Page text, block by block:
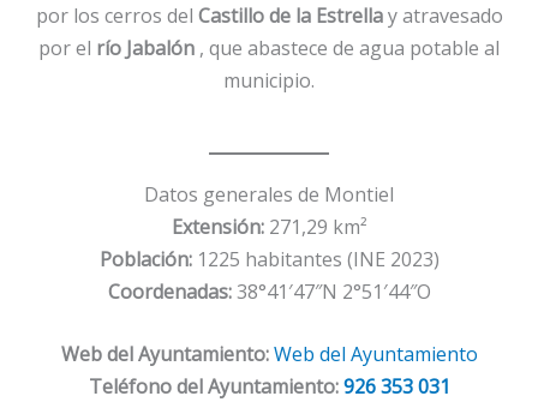
por los cerros del Castillo de la Estrellay atravesado
por el río Jabalón , que abastece de agua potable al
municipio.
Datos generales de Montiel
Extensión:271,29 km²
Población:1225 habitantes (INE 2023)
Coordenadas:38°41′47″N 2°51′44″O
Web del Ayuntamiento: Web del Ayuntamiento
Teléfono del Ayuntamiento:926 353 031